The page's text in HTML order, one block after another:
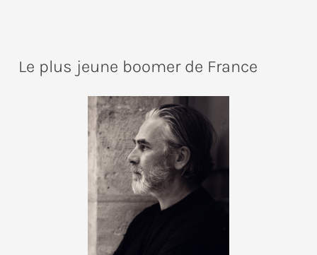
Le plus jeune boomer de France